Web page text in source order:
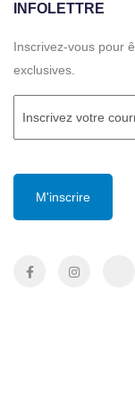
INFOLETTRE
Inscrivez-vous pour
exclusives.